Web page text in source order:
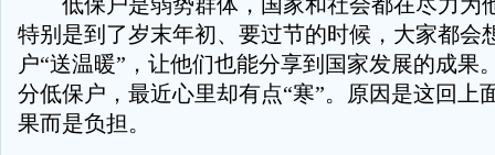
特别是到了岁末年初、要过节的时候，大家都会
户“送温暖”，让他们也能分享到国家发展的成果
分低保户，最近心里却有点“寒”。原因是这回上
果而是负担。